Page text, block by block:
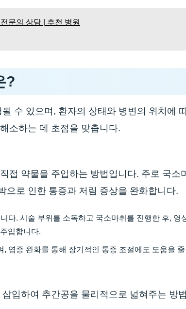
문의 상담 | 추천 병원
?
수 있으며, 환자의 상태와 병변의 위치에
소하는 데 초점을 맞춥니다.
접 약물을 주입하는 방법입니다. 주로 국
으로 인한 통증과 저림 증상을 완화합니다.
다. 시술 부위를 소독하고 국소마취를 진행한 후,
입합니다.
염증 완화를 통해 장기적인 통증 조절에도 도움을
입하여 추간공을 물리적으로 넓혀주는 방